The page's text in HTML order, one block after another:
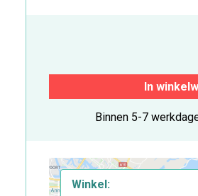
In
Binnen 5-7
Winkel: